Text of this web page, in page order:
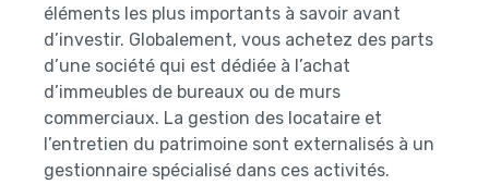
éléments les plus importants à savoir avant
d’investir. Globalement, vous achetez des parts
d’une société qui est dédiée à l’achat
d’immeubles de bureaux ou de murs
commerciaux. La gestion des locataire et
l’entretien du patrimoine sont externalisés à un
gestionnaire spécialisé dans ces activités.